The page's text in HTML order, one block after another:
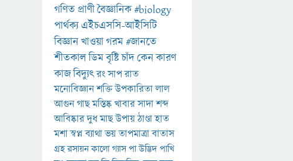
গণিত প্রাণীবৈজ্ঞানিক#biology
পার্থক্য এইচএসসি-আইসিটি
বিজ্ঞানখাওয়াগরম#জানতে
শীতকালডিমবৃষ্টিচাঁদকেনকারণ
কাজবিদ্যুৎরংসাপরাত
মনোবিজ্ঞানশক্তিউপকারিতালাল
আগুনগাছমস্তিষ্কখাবারসাদাশব্দ
আবিষ্কারদুধমাছউপায়ঠাণ্ডাহাত
মশাস্বপ্নব্যাথাভয়তাপমাত্রাবাতাস
গ্রহরসায়নকালোগ্যাসপাউদ্ভিদপাখি